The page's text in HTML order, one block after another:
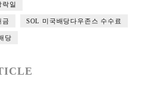
락일
금 SOL 미국배당다우존스 수수료
당